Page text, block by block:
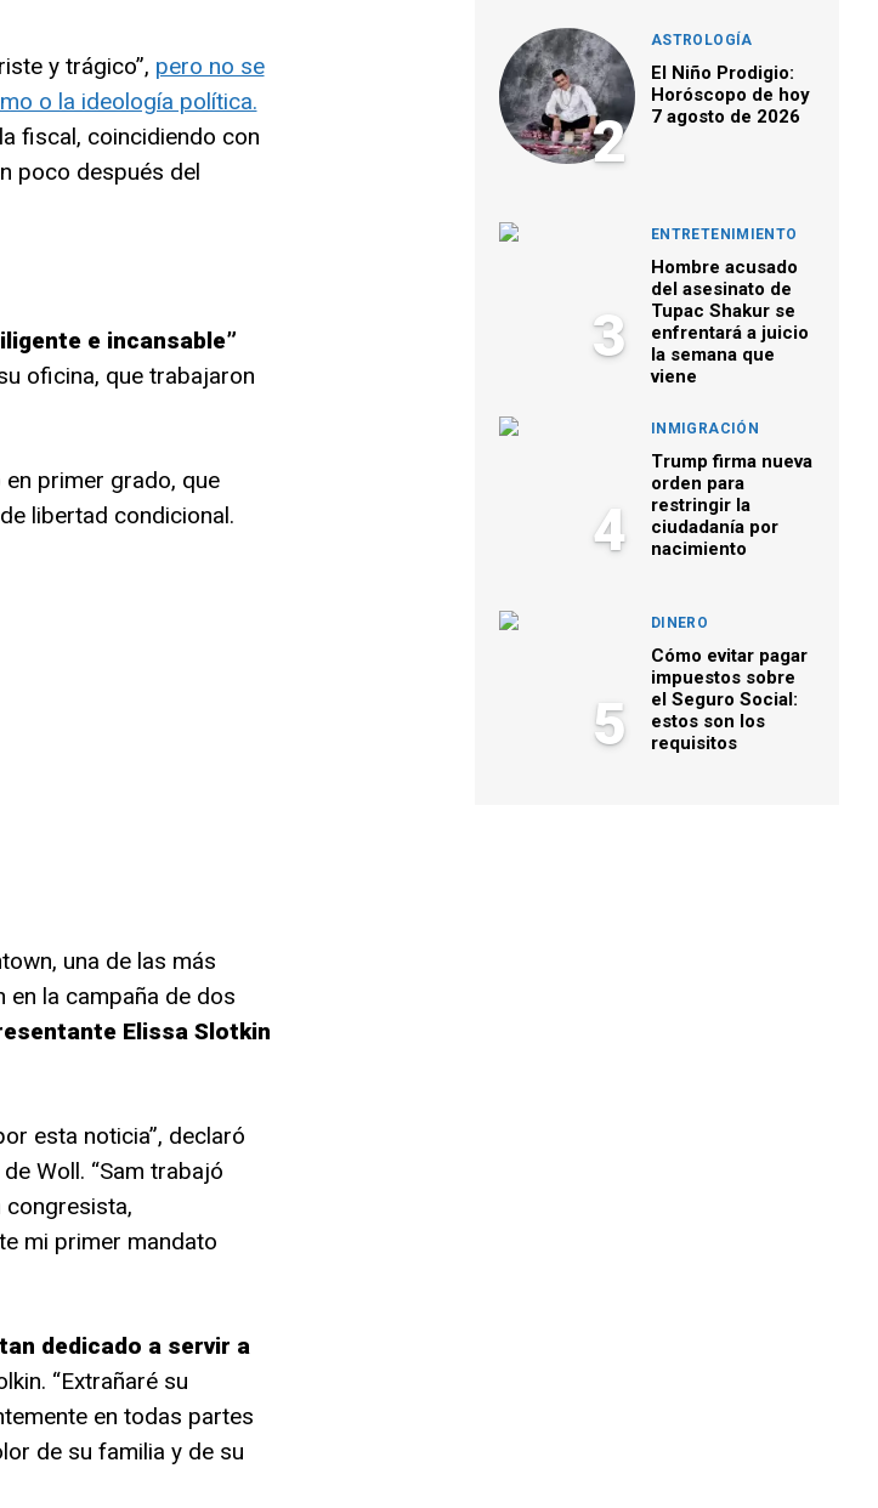
y trágico”, pero no se
o la ideología política.
fiscal, coincidiendo con
poco después del
e incansable”
oficina, que trabajaron
primer grado, que
libertad condicional.
una de las más
en la campaña de dos
Elissa Slotkin
esta noticia”, declaró
Woll. “Sam trabajó
congresista,
mi primer mandato
dedicado a servir a
“Extrañaré su
en todas partes
de su familia y de su
2
ASTROLOGÍA
El Niño Prodigio:
Horóscopo de hoy
7 agosto de 2026
3
ENTRETENIMIENTO
Hombre acusado
del asesinato de
Tupac Shakur se
enfrentará a juicio
la semana que
viene
4
INMIGRACIÓN
Trump firma nueva
orden para
restringir la
ciudadanía por
nacimiento
5
DINERO
Cómo evitar pagar
impuestos sobre
el Seguro Social:
estos son los
requisitos